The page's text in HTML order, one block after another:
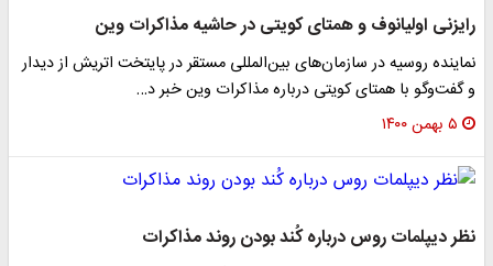
رایزنی اولیانوف و همتای کویتی در حاشیه مذاکرات وین
نماینده روسیه در سازمان‌های بین‌المللی مستقر در پایتخت اتریش از دیدار
و گفت‌وگو با همتای کویتی درباره مذاکرات وین خبر د…
۵ بهمن ۱۴۰۰
نظر دیپلمات روس درباره کُند بودن روند مذاکرات